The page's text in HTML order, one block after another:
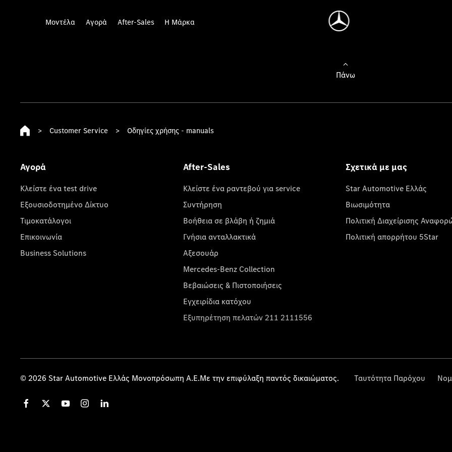
Μοντέλα Αγορά After-Sales Η Μάρκα
Πάνω
> Customer Service > Οδηγίες χρήσης - manuals
Αγορά
Κλείστε ένα test drive
Εξουσιοδοτημένο Δίκτυο
Τιμοκατάλογοι
Επικοινωνία
Business Solutions
After-Sales
Κλείστε ένα ραντεβού για service
Συντήρηση
Βοήθεια σε βλάβη ή ζημιά
Γνήσια ανταλλακτικά
Αξεσουάρ
Mercedes-Benz Collection
Βεβαιώσεις & Πιστοποιήσεις
Εγχειρίδια κατόχου
Εξυπηρέτηση πελατών 211 2111556
Σχετικά με μας
Star Automotive Ελλάς
Βιωσιμότητα
Πολιτική Διαχείρισης
Πολιτική απορρήτου 5Star
© 2026 Star Automotive Ελλάς Μονοπρόσωπη Α.Ε.Με την επιφύλαξη παντός δικαιώματος. Ταυτότητα Παρόχου